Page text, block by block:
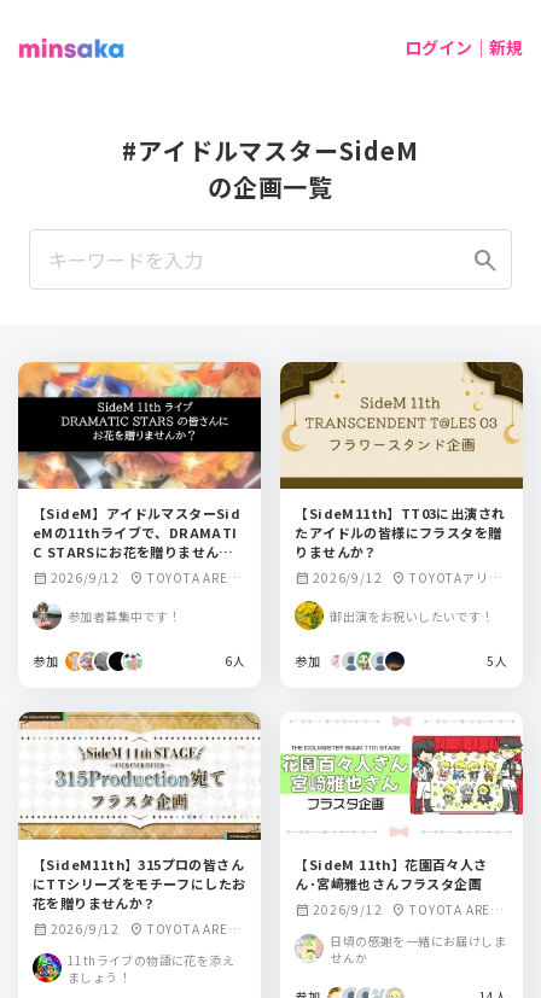
ログイン｜新規
#アイドルマスターSideM
の企画一覧
search
【SideM】アイドルマスターSid
eMの11thライブで、DRAMATI
C STARSにお花を贈りません
か？
calendar_month 2026/9/12 location_on TOYOTA ARENA
参加者募集中です！
参加 6人
【SideM11th】TT03に出演され
たアイドルの皆様にフラスタを贈
りませんか？
calendar_month 2026/9/12 location_on TOYOTAアリー
御出演をお祝いしたいです！
参加 5人
【SideM11th】315プロの皆さん
にTTシリーズをモチーフにしたお
花を贈りませんか？
calendar_month 2026/9/12 location_on TOYOTA ARENA
11thライブの物語に花を添え
ましょう！
【SideM 11th】花園百々人さ
ん･宮﨑雅也さんフラスタ企画
calendar_month 2026/9/12 location_on TOYOTA ARENA
日頃の感謝を一緒にお届けしま
せんか